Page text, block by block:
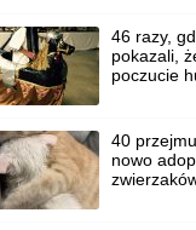
46 razy,
pokazali,
poczucie
40
nowo